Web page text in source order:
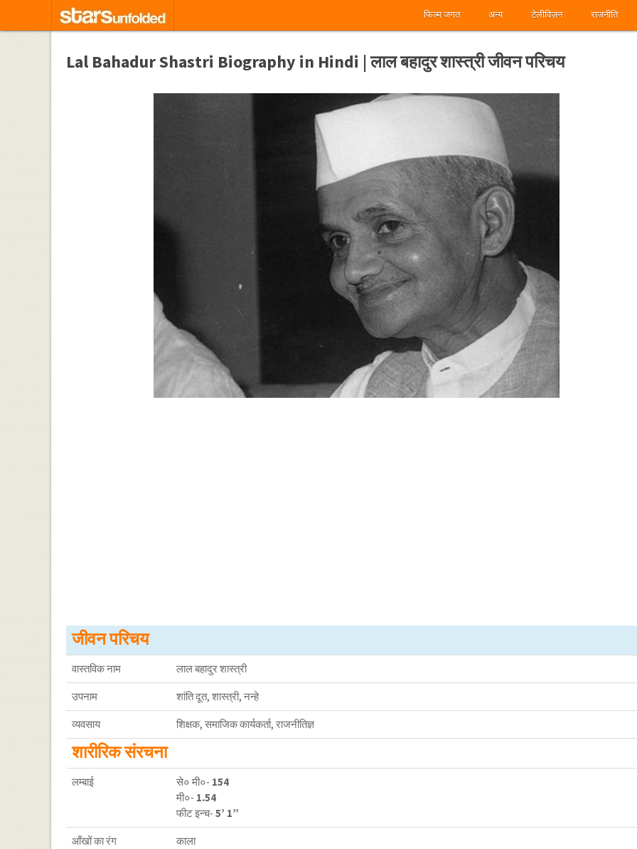
फिल्म जगत अन्य टेलीविज़न राजनीति
Lal Bahadur Shastri Biography in Hindi | लाल बहादुर शास्त्री जीवन परिचय
जीवन परिचय
वास्तविक नाम लाल बहादुर शास्त्री
उपनाम शांति दूत, शास्त्री, नन्हे
व्यवसाय शिक्षक, समाजिक कार्यकर्ता, राजनीतिज्ञ
शारीरिक संरचना
लम्बाई से० मी०- 154
मी०- 1.54
फीट इन्च-5’ 1”
आँखों का रंग काला